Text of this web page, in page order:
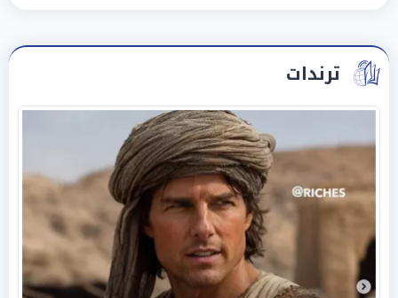
ترندات